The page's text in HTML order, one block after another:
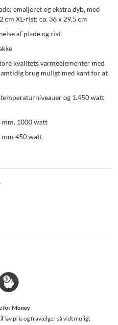
emaljeret og ekstra dyb, med
cm XL-rist; ca. 36 x 29,5 cm
af plade og rist
kvalitets varmeelementer med
brug muligt med kant for at
temperaturniveauer og 1.450 watt
mm. 1000 watt
mm 450 watt
for Money
lav pris og fravælger så vidt muligt